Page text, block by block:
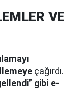
VE
çağırdı.
gibi e-